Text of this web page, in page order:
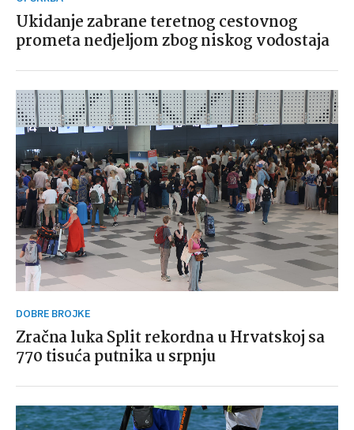
Ukidanje zabrane teretnog cestovnog
prometa nedjeljom zbog niskog vodostaja
DOBRE BROJKE
Zračna luka Split rekordna u Hrvatskoj sa
770 tisuća putnika u srpnju